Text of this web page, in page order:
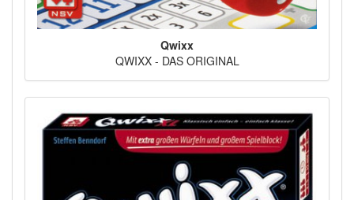
Qwixx
QWIXX - DAS ORIGINAL